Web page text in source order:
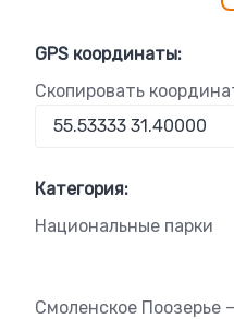
GPS координаты:
Скопировать
Категория:
Национальные парки
Смоленское Поозерье